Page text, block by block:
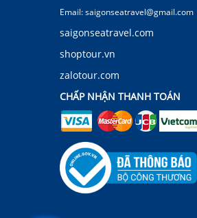
Email: saigonseatravel@gmail.com
saigonseatravel.com
shoptour.vn
zalotour.com
CHẤP NHẬN THANH TOÁN